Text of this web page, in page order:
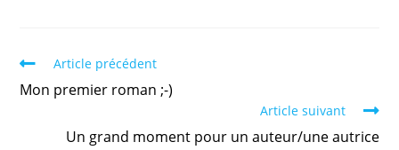
Article précédent
Mon premier roman ;-)
Article suivant
Un grand moment pour un auteur/une autrice